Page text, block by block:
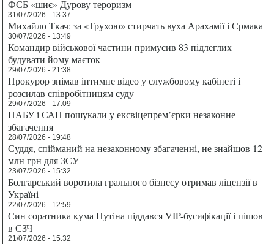
ФСБ «шиє» Дурову тероризм
31/07/2026 - 13:37
Михайло Ткач: за «Трухою» стирчать вуха Арахамії і Єрмака
30/07/2026 - 13:49
Командир військової частини примусив 83 підлеглих
будувати йому маєток
29/07/2026 - 21:38
Прокурор знімав інтимне відео у службовому кабінеті і
розсилав співробітницям суду
29/07/2026 - 17:09
НАБУ і САП пошукали у ексвіцепрем’єрки незаконне
збагачення
28/07/2026 - 19:48
Суддя, спійманий на незаконному збагаченні, не знайшов 12
млн грн для ЗСУ
23/07/2026 - 15:32
Болгарський воротила грального бізнесу отримав ліцензії в
Україні
22/07/2026 - 12:59
Син соратника кума Путіна піддався VIP-бусифікації і пішов
в СЗЧ
21/07/2026 - 15:32